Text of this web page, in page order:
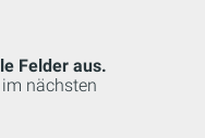
Felder aus.
nächsten